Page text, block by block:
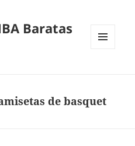
Baratas
de basquet